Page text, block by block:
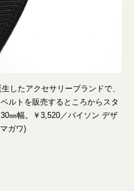
したアクセサリーブランドで、
ルトを販売するところからスタ
㎜幅。￥3,520／バイソン デザ
ガワ)